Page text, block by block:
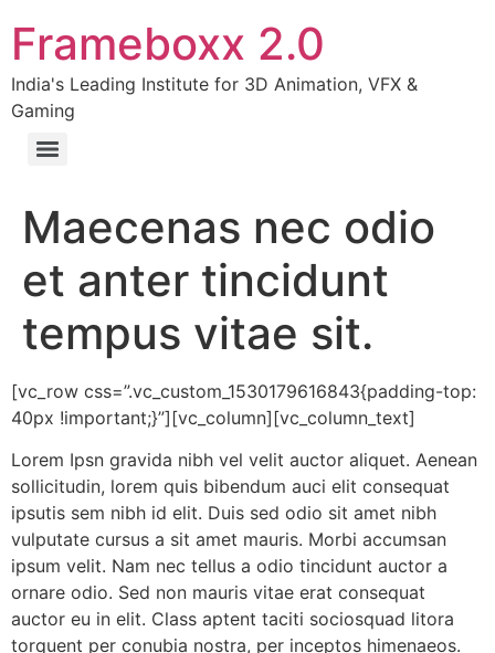
Frameboxx 2.0
India's Leading Institute for 3D Animation, VFX &
Gaming
Maecenas nec odio
et anter tincidunt
tempus vitae sit.
[vc_row css=”.vc_custom_1530179616843{padding-top:
40px !important;}”][vc_column][vc_column_text]
Lorem Ipsn gravida nibh vel velit auctor aliquet. Aenean
sollicitudin, lorem quis bibendum auci elit consequat
ipsutis sem nibh id elit. Duis sed odio sit amet nibh
vulputate cursus a sit amet mauris. Morbi accumsan
ipsum velit. Nam nec tellus a odio tincidunt auctor a
ornare odio. Sed non mauris vitae erat consequat
auctor eu in elit. Class aptent taciti sociosquad litora
torquent per conubia nostra, per inceptos himenaeos.